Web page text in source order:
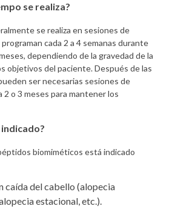
se realiza?
se realiza en sesiones de
cada 2 a 4 semanas durante
dependiendo de la gravedad de la
objetivos del paciente. Después de las
ser necesarias sesiones de
o 3 meses para mantener los
biomiméticos está indicado
caída del cabello (alopecia
estacional, etc.).